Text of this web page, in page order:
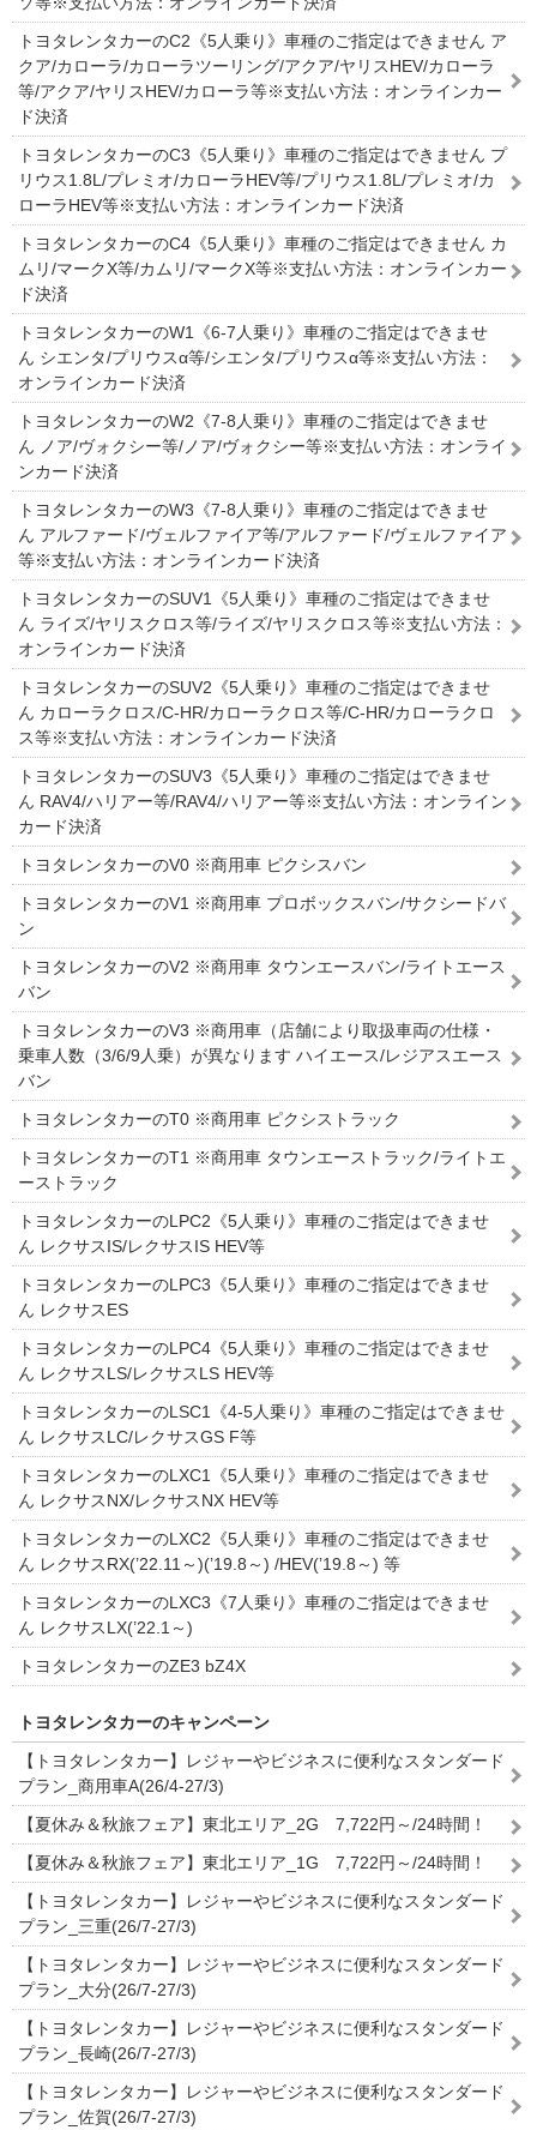
トヨタレンタカーのC2《5人乗り》車種のご指定はできません ア
クア/カローラ/カローラツーリング/アクア/ヤリスHEV/カローラ
等/アクア/ヤリスHEV/カローラ等※支払い方法：オンラインカー
ド決済
トヨタレンタカーのC3《5人乗り》車種のご指定はできません プ
リウス1.8L/プレミオ/カローラHEV等/プリウス1.8L/プレミオ/カ
ローラHEV等※支払い方法：オンラインカード決済
トヨタレンタカーのC4《5人乗り》車種のご指定はできません カ
ムリ/マークX等/カムリ/マークX等※支払い方法：オンラインカー
ド決済
トヨタレンタカーのW1《6-7人乗り》車種のご指定はできませ
ん シエンタ/プリウスα等/シエンタ/プリウスα等※支払い方法：
オンラインカード決済
トヨタレンタカーのW2《7-8人乗り》車種のご指定はできませ
ん ノア/ヴォクシー等/ノア/ヴォクシー等※支払い方法：オンライ
ンカード決済
トヨタレンタカーのW3《7-8人乗り》車種のご指定はできませ
ん アルファード/ヴェルファイア等/アルファード/ヴェルファイア
等※支払い方法：オンラインカード決済
トヨタレンタカーのSUV1《5人乗り》車種のご指定はできませ
ん ライズ/ヤリスクロス等/ライズ/ヤリスクロス等※支払い方法：
オンラインカード決済
トヨタレンタカーのSUV2《5人乗り》車種のご指定はできませ
ん カローラクロス/C-HR/カローラクロス等/C-HR/カローラクロ
ス等※支払い方法：オンラインカード決済
トヨタレンタカーのSUV3《5人乗り》車種のご指定はできませ
ん RAV4/ハリアー等/RAV4/ハリアー等※支払い方法：オンライン
カード決済
トヨタレンタカーのV0 ※商用車 ピクシスバン
トヨタレンタカーのV1 ※商用車 プロボックスバン/サクシードバ
ン
トヨタレンタカーのV2 ※商用車 タウンエースバン/ライトエース
バン
トヨタレンタカーのV3 ※商用車（店舗により取扱車両の仕様・
乗車人数（3/6/9人乗）が異なります ハイエース/レジアスエース
バン
トヨタレンタカーのT0 ※商用車 ピクシストラック
トヨタレンタカーのT1 ※商用車 タウンエーストラック/ライトエ
ーストラック
トヨタレンタカーのLPC2《5人乗り》車種のご指定はできませ
ん レクサスIS/レクサスIS HEV等
トヨタレンタカーのLPC3《5人乗り》車種のご指定はできませ
ん レクサスES
トヨタレンタカーのLPC4《5人乗り》車種のご指定はできませ
ん レクサスLS/レクサスLS HEV等
トヨタレンタカーのLSC1《4-5人乗り》車種のご指定はできませ
ん レクサスLC/レクサスGS F等
トヨタレンタカーのLXC1《5人乗り》車種のご指定はできませ
ん レクサスNX/レクサスNX HEV等
トヨタレンタカーのLXC2《5人乗り》車種のご指定はできませ
ん レクサスRX(’22.11～)(’19.8～) /HEV(’19.8～) 等
トヨタレンタカーのLXC3《7人乗り》車種のご指定はできませ
ん レクサスLX(’22.1～)
トヨタレンタカーのZE3 bZ4X
トヨタレンタカーのキャンペーン
【トヨタレンタカー】レジャーやビジネスに便利なスタンダード
プラン_商用車A(26/4-27/3)
【夏休み＆秋旅フェア】東北エリア_2G 7,722円～/24時間！
【夏休み＆秋旅フェア】東北エリア_1G 7,722円～/24時間！
【トヨタレンタカー】レジャーやビジネスに便利なスタンダード
プラン_三重(26/7-27/3)
【トヨタレンタカー】レジャーやビジネスに便利なスタンダード
プラン_大分(26/7-27/3)
【トヨタレンタカー】レジャーやビジネスに便利なスタンダード
プラン_長崎(26/7-27/3)
【トヨタレンタカー】レジャーやビジネスに便利なスタンダード
プラン_佐賀(26/7-27/3)